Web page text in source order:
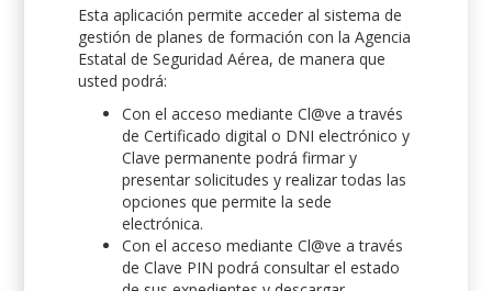
Esta aplicación permite acceder al sistema de
gestión de planes de formación con la Agencia
Estatal de Seguridad Aérea, de manera que
usted podrá:
Con el acceso mediante Cl@ve a través
de Certificado digital o DNI electrónico y
Clave permanente podrá firmar y
presentar solicitudes y realizar todas las
opciones que permite la sede
electrónica.
Con el acceso mediante Cl@ve a través
de Clave PIN podrá consultar el estado